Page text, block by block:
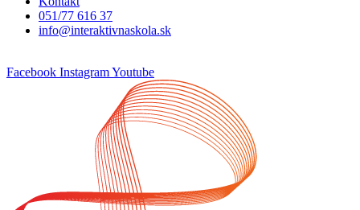
051/77 616 37
info@interaktivnaskola.sk
Facebook InstagramYoutube